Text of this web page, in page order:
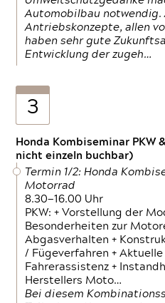
Automobilbau
Antriebskonzepte, allen
haben sehr gute
Entwicklung der zugeh…
3
Honda Kombiseminar PKW
nicht einzeln buchbar)
Termin 1/2: Honda
Motorrad
8.30—16.00 Uhr
PKW: + Vorstellung der
Besonderheiten zur
Abgasverhalten +
/ Fügeverfahren +
Fahrerassistenz +
Herstellers Moto…
Bei diesem